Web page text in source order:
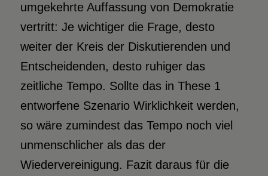
umgekehrte Auffassung von Demokratie
vertritt: Je wichtiger die Frage, desto
weiter der Kreis der Diskutierenden und
Entscheidenden, desto ruhiger das
zeitliche Tempo. Sollte das in These 1
entworfene Szenario Wirklichkeit werden,
so wäre zumindest das Tempo noch viel
unmenschlicher als das der
Wiedervereinigung. Fazit daraus für die